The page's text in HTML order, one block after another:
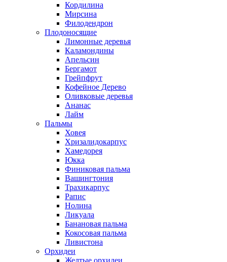
Кордилина
Мирсина
Филодендрон
Плодоносящие
Лимонные деревья
Каламондины
Апельсин
Бергамот
Грейпфрут
Кофейное Дерево
Оливковые деревья
Ананас
Лайм
Пальмы
Ховея
Хризалидокарпус
Хамедорея
Юкка
Финиковая пальма
Вашингтония
Трахикарпус
Рапис
Нолина
Ликуала
Банановая пальма
Кокосовая пальма
Ливистона
Орхидеи